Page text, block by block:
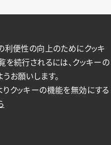
利便性の向上のためにクッキ
を続行されるには、クッキーの
お願いします。
クッキーの機能を無効にする